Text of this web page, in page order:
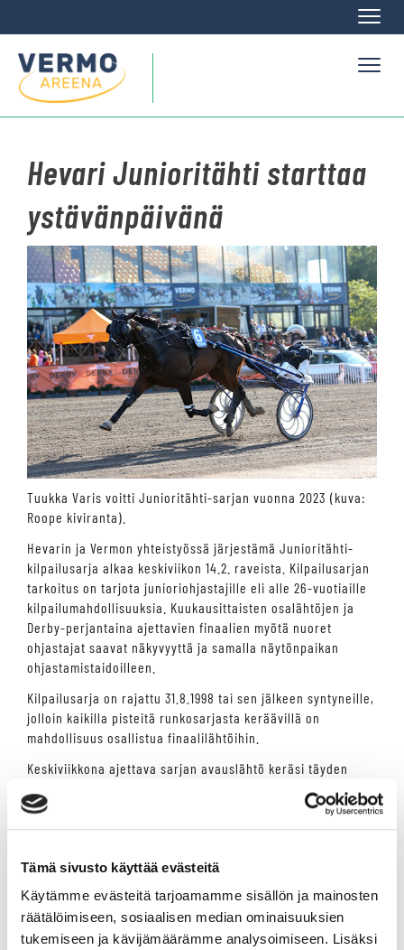
Tämä sivusto käyttää evästeitä
Käytämme evästeitä tarjoamamme sisällön ja mainosten
räätälöimiseen, sosiaalisen median ominaisuuksien
tukemiseen ja kävijämäärämme analysoimiseen. Lisäksi
Hevari Junioritähti starttaa
ystävänpäivänä
Tuukka Varis voitti Junioritähti-sarjan vuonna 2023 (kuva:
Roope kiviranta).
Hevarin ja Vermon yhteistyössä järjestämä Junioritähti-
kilpailusarja alkaa keskiviikon 14.2. raveista. Kilpailusarjan
tarkoitus on tarjota junioriohjastajille eli alle 26-vuotiaille
kilpailumahdollisuuksia. Kuukausittaisten osalähtöjen ja
Derby-perjantaina ajettavien finaalien myötä nuoret
ohjastajat saavat näkyvyyttä ja samalla näytönpaikan
ohjastamistaidoilleen.
Kilpailusarja on rajattu 31.8.1998 tai sen jälkeen syntyneille,
jolloin kaikilla pisteitä runkosarjasta keräävillä on
mahdollisuus osallistua finaalilähtöihin.
Keskiviikkona ajettava sarjan avauslähtö keräsi täyden
tusinan hevosia ja nuoria ohjastajalupauksia. Illan
viidentenä lähtönä ajettava Hevari Junioritähti starttaa n.
klo 19.30.
Hevari Junioritähti
Junioritähti on Vermo Areenan ja Hevarin
yhteistyössä järjestämä nuorten ohjastajien
kilpailusarja.